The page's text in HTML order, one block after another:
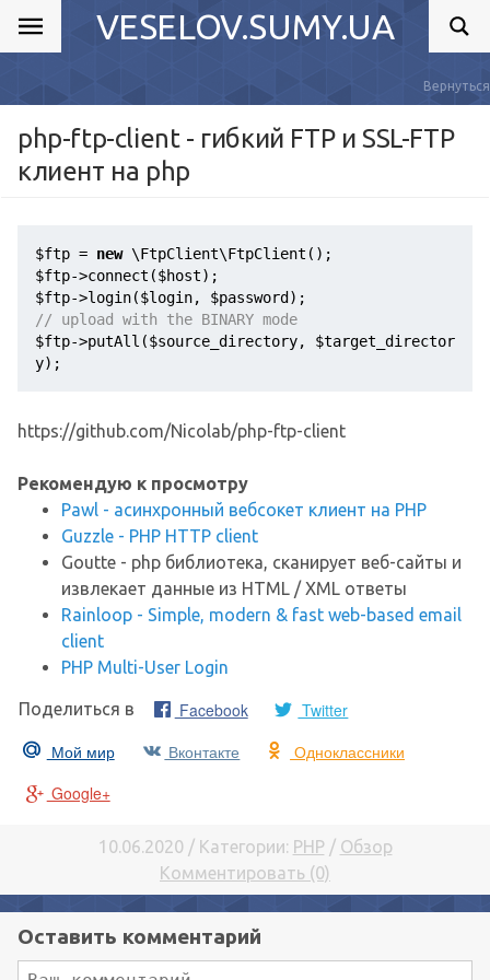
VESELOV.SUMY.UA
Вернуться
php-ftp-client - гибкий FTP и SSL-FTP
клиент на php
$ftp = new
$ftp->connect($host
$ftp->login($login, $password
// upload with the BINARY mode
$ftp->putAll($source_directory, $target_director
y);
https://github.com/Nicolab/php-ftp-client
Рекомендую к просмотру
Pawl - асинхронный вебсокет клиент на PHP
Guzzle - PHP HTTP client
Goutte - php библиотека, сканирует веб-сайты и
извлекает данные из HTML / XML ответы
Rainloop - Simple, modern & fast web-based email
client
PHP Multi-User Login
Поделиться в Facebook
Twitter
Мой мир
Вконтакте
Одноклассники
Google+
10.06.2020 / Категории: PHP / Обзор
Комментировать (0)
Оставить комментарий